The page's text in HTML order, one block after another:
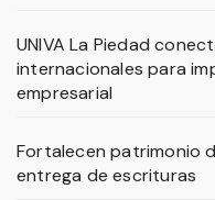
UNIVA La Piedad
internacionales para
empresarial
Fortalecen patrimonio
entrega de escrituras